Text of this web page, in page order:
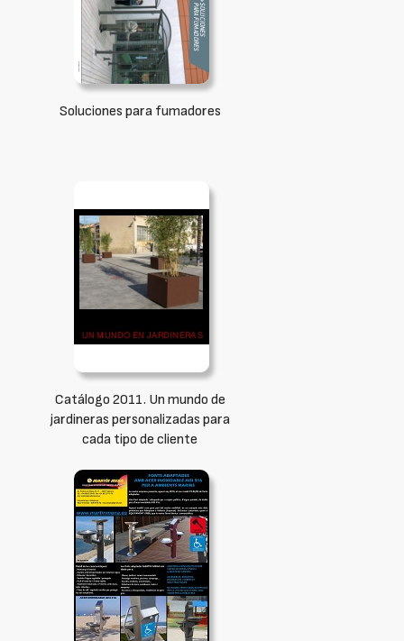
Soluciones para fumadores
Catálogo 2011. Un mundo de
jardineras personalizadas para
cada tipo de cliente